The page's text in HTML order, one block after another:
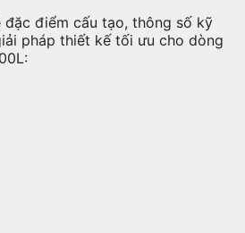
điểm cấu tạo, thông số kỹ
pháp thiết kế tối ưu cho dòng